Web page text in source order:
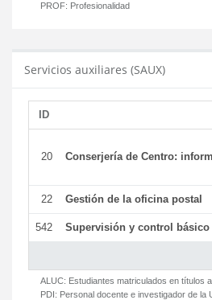
PROF: Profesionalidad
Servicios auxiliares (SAUX)
ID
20 Conserjería de Centro:
22 Gestión de la oficina postal
542 Supervisión y control básico
ALUC: Estudiantes matriculados en títulos
PDI: Personal docente e investigador de la